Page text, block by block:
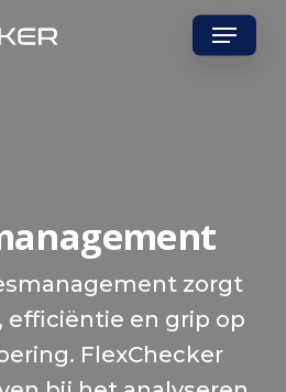
Menu
zorgt
efficiëntie en grip op
FlexChecker